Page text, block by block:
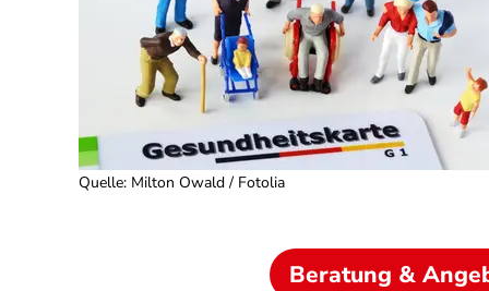
Quelle: Milton Owald / Fotolia
Beratung &